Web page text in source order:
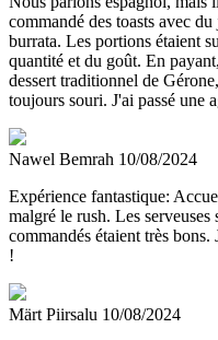
commandé des toasts avec
burrata. Les portions étaient
quantité et du goût. En
dessert traditionnel de
toujours souri. J'ai passé une
Nawel Bemrah 10/08/2024
Expérience fantastique:
malgré le rush. Les
commandés étaient très
!
Märt Piirsalu 10/08/2024